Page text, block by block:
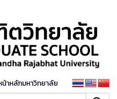
น้าหลักมหาวิทยาลัย